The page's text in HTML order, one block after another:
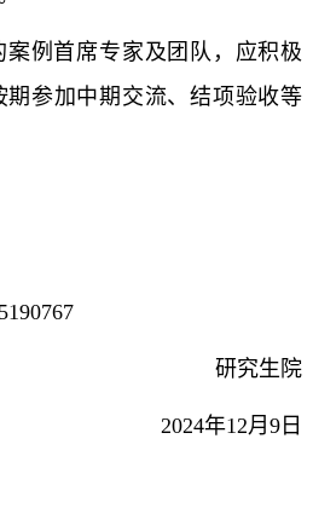
案例首席专家及团队，应积极
参加中期交流、结项验收等
研究生院
2024年12月9日